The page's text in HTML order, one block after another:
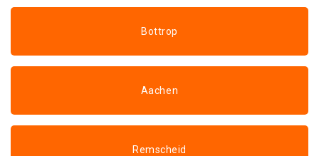
Bottrop
Aachen
Remscheid